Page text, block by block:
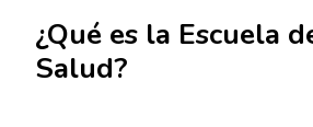
¿Qué es la Escuela
Salud?